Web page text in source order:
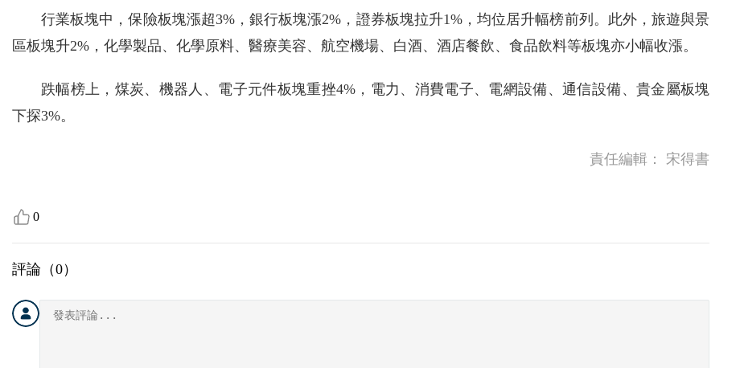
行業板塊中，保險板塊漲超3%，銀行板塊漲2%，證券板塊拉升1%，均位居升幅榜前列。此外，旅遊與景
區板塊升2%，化學製品、化學原料、醫療美容、航空機場、白酒、酒店餐飲、食品飲料等板塊亦小幅收漲。
跌幅榜上，煤炭、機器人、電子元件板塊重挫4%，電力、消費電子、電網設備、通信設備、貴金屬板塊
下探3%。
責任編輯： 宋得書
0
評論（0）